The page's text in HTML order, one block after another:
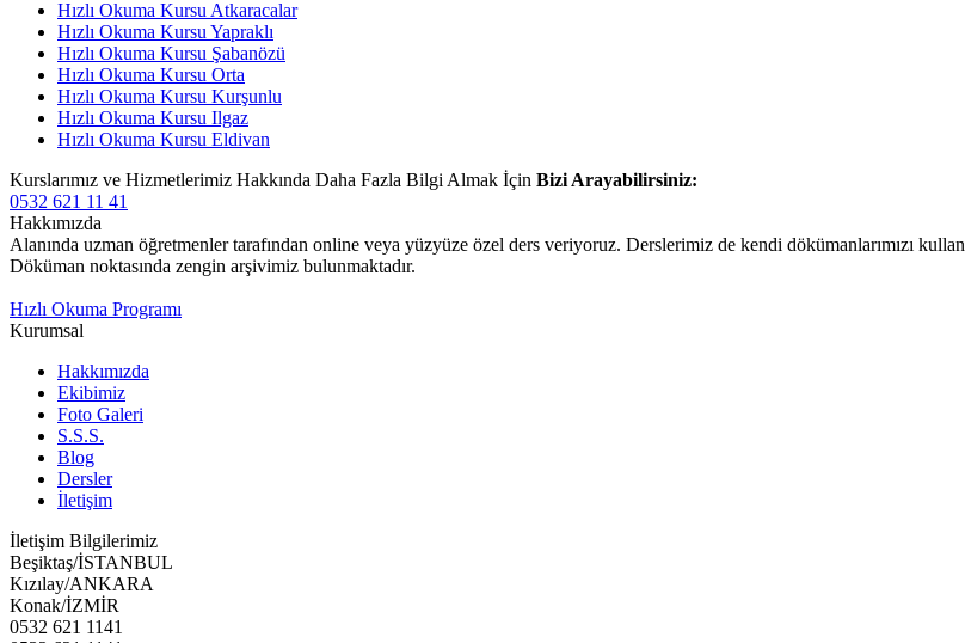
Hızlı Okuma Kursu Atkaracalar
Hızlı Okuma Kursu Yapraklı
Hızlı Okuma Kursu Şabanözü
Hızlı Okuma Kursu Orta
Hızlı Okuma Kursu Kurşunlu
Hızlı Okuma Kursu Ilgaz
Hızlı Okuma Kursu Eldivan
Kurslarımız ve Hizmetlerimiz Hakkında Daha Fazla Bilgi Almak İçin Bizi Arayabilirsiniz:
0532 621 11 41
Hakkımızda
Alanında uzman öğretmenler tarafından online veya yüzyüze özel ders veriyoruz. Derslerimiz de kendi dökümanlarımızı
Döküman noktasında zengin arşivimiz bulunmaktadır.
Hızlı Okuma Programı
Kurumsal
Hakkımızda
Ekibimiz
Foto Galeri
S.S.S.
Blog
Dersler
İletişim
İletişim Bilgilerimiz
Beşiktaş/İSTANBUL
Kızılay/ANKARA
Konak/İZMİR
0532 621 1141